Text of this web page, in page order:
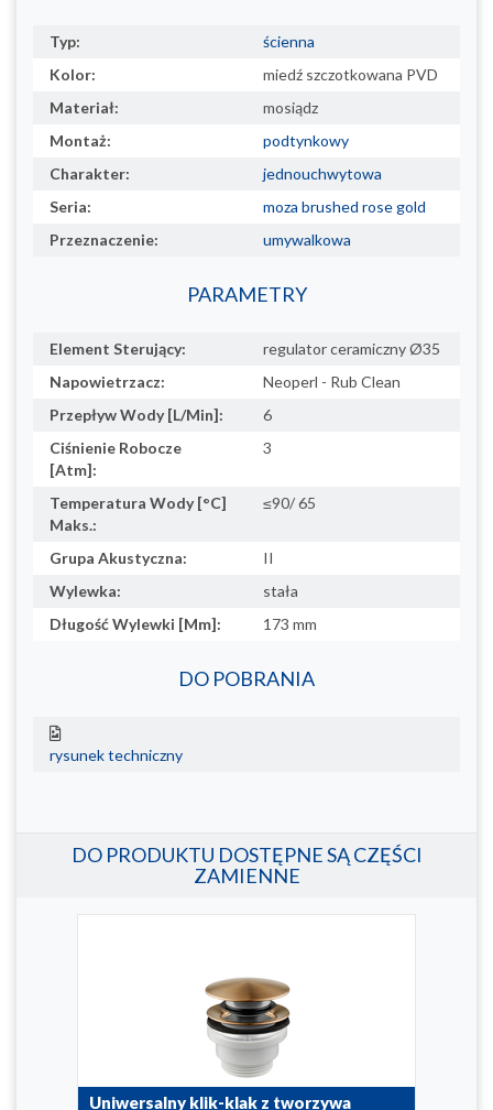
Typ:
ścienna
Kolor:
miedź szczotkowana PVD
Materiał:
mosiądz
Montaż:
podtynkowy
Charakter:
jednouchwytowa
Seria:
moza brushed rose gold
Przeznaczenie:
umywalkowa
PARAMETRY
Element Sterujący:
regulator ceramiczny Ø35
Napowietrzacz:
Neoperl - Rub Clean
Przepływ Wody [L/Min]:
6
Ciśnienie Robocze
[Atm]:
3
Temperatura Wody [°C]
Maks.:
≤90/ 65
Grupa Akustyczna:
II
Wylewka:
stała
Długość Wylewki [Mm]:
173 mm
DO POBRANIA
rysunek techniczny
DO PRODUKTU DOSTĘPNE SĄ CZĘŚCI
ZAMIENNE
Uniwersalny klik-klak z tworzywa